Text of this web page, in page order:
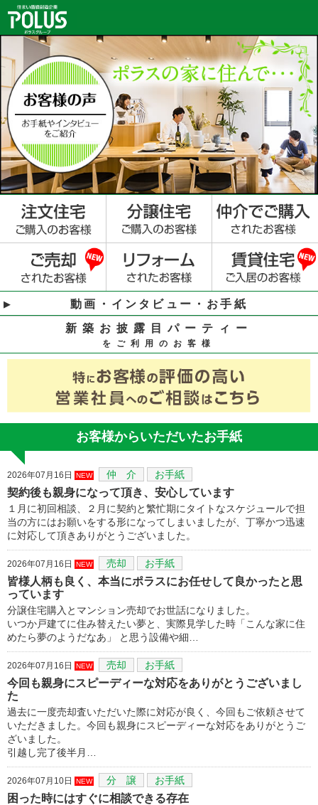
動画・インタビュー・お手紙
新築お披露目パーティー
をご利用のお客様
お客様からいただいたお手紙
2026年07月16日 NEW 仲 介 お手紙
契約後も親身になって頂き、安心しています
１月に初回相談、２月に契約と繁忙期にタイトなスケジュールで担
当の方にはお願いをする形になってしまいましたが、丁寧かつ迅速
に対応して頂きありがとうございました。
2026年07月16日 NEW 売却 お手紙
皆様人柄も良く、本当にポラスにお任せして良かったと思
っています
分譲住宅購入とマンション売却でお世話になりました。
いつか戸建てに住み替えたい夢と、実際見学した時「こんな家に住
めたら夢のようだなあ」 と思う設備や細…
2026年07月16日 NEW 売却 お手紙
今回も親身にスピーディーな対応をありがとうございまし
た
過去に一度売却査いただいた際に対応が良く、今回もご依頼させて
いただきました。今回も親身にスピーディーな対応をありがとうご
ざいました。
引越し完了後半月…
2026年07月10日 NEW 分 譲 お手紙
困った時にはすぐに相談できる存在